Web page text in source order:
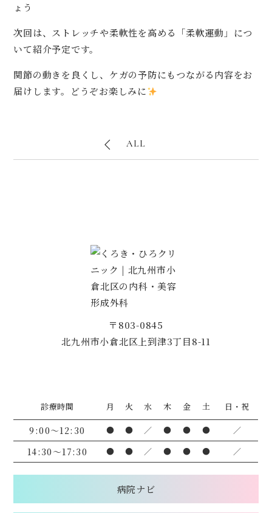
ょう
次回は、ストレッチや柔軟性を高める「柔軟運動」につ
いて紹介予定です。
関節の動きを良くし、ケガの予防にもつながる内容をお
届けします。どうぞお楽しみに
ALL
〒803-0845
北九州市小倉北区上到津3丁目8-11
診療時間 月 火 水 木 金 土 日・祝
9:00〜12:30 ● ● ／ ● ● ● ／
14:30～17:30 ● ● ／ ● ● ● ／
病院ナビ